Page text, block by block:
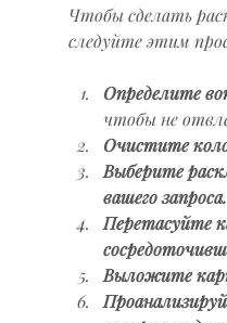
Чтобы сделать
следуйте этим
Определите
чтобы не
Очистите
Выберите
вашего запроса.
Перетасуйте
Выложите